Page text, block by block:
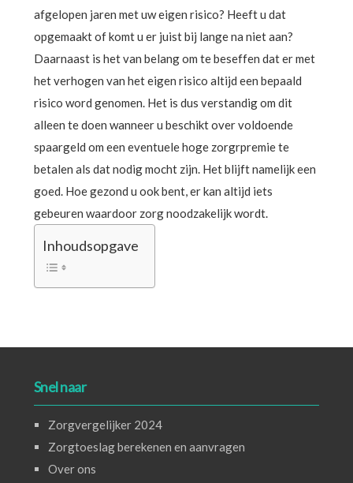
afgelopen jaren met uw eigen risico? Heeft u dat
opgemaakt of komt u er juist bij lange na niet aan?
Daarnaast is het van belang om te beseffen dat er met
het verhogen van het eigen risico altijd een bepaald
risico word genomen. Het is dus verstandig om dit
alleen te doen wanneer u beschikt over voldoende
spaargeld om een eventuele hoge zorgrpremie te
betalen als dat nodig mocht zijn. Het blijft namelijk een
goed. Hoe gezond u ook bent, er kan altijd iets
gebeuren waardoor zorg noodzakelijk wordt.
Inhoudsopgave
Snel naar
Zorgvergelijker 2024
Zorgtoeslag berekenen en aanvragen
Over ons